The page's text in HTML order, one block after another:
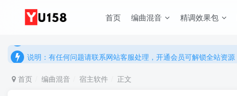
首页 编曲混音 精调效果包
说明：有任何问题请联系网站客服处理，开通会员可解锁全站资
说明：有任何问题请联系网站客服处理，开通会员可解锁全站资源
首页 编曲混音 宿主软件 正文